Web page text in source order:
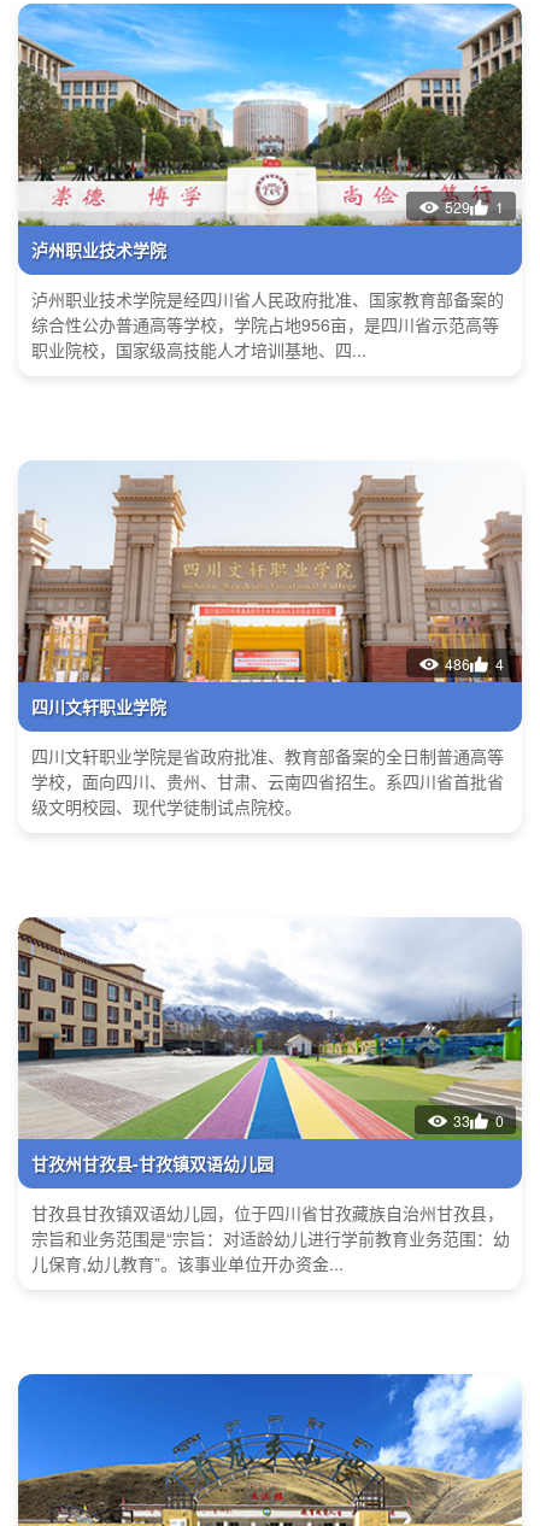
529 1
泸州职业技术学院
泸州职业技术学院是经四川省人民政府批准、国家教育部备案的
综合性公办普通高等学校，学院占地956亩，是四川省示范高等
职业院校，国家级高技能人才培训基地、四...
486 4
四川文轩职业学院
四川文轩职业学院是省政府批准、教育部备案的全日制普通高等
学校，面向四川、贵州、甘肃、云南四省招生。系四川省首批省
级文明校园、现代学徒制试点院校。
33 0
甘孜州甘孜县-甘孜镇双语幼儿园
甘孜县甘孜镇双语幼儿园，位于四川省甘孜藏族自治州甘孜县，
宗旨和业务范围是“宗旨：对适龄幼儿进行学前教育业务范围：幼
儿保育,幼儿教育”。该事业单位开办资金...